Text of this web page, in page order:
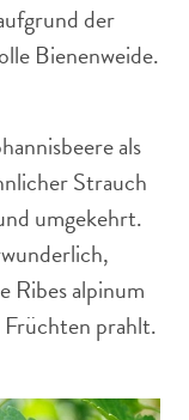
der
Bienenweide.
als
Strauch
umgekehrt.
Ribes alpinum
prahlt.